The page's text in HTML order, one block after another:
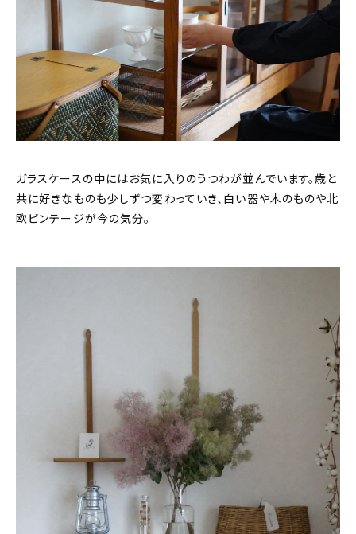
ガラスケースの中にはお気に入りのうつわが並んでいます。歳と
共に好きなものも少しずつ変わっていき、白い器や木のものや北
欧ビンテージが今の気分。